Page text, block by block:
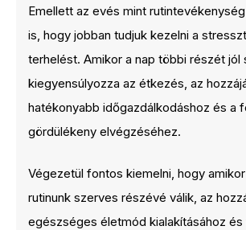
Emellett az evés mint
is, hogy jobban tudjuk kezelni a
terhelést. Amikor a nap többi részét jól
kiegyensúlyozza az étkezés, az
hatékonyabb időgazdálkodáshoz és a
gördülékeny elvégzéséhez.
Végezetül fontos kiemelni, hogy
rutinunk szerves részévé válik, az
egészséges életmód kialakításához